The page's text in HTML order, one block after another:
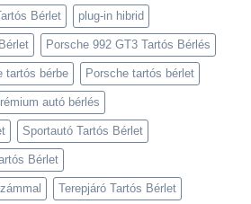
Bérlet plug-in hibrid
Porsche 992 GT3 Tartós Bérlés
tartós bérbe Porsche tartós bérlet
autó bérlés
Sportautó Tartós Bérlet
Bérlet
Terepjáró Tartós Bérlet